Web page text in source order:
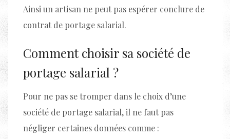
Ainsi un artisan ne peut pas espérer conclure de
contrat de portage salarial.
Comment choisir sa société de
portage salarial ?
Pour ne pas se tromper dans le choix d’une
société de portage salarial, il ne faut pas
négliger certaines données comme :